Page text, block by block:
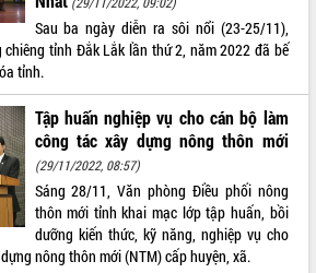
trưởng
tác về
– 2030
với tỉnh
y tế
Sau ba ngày diễn ra sôi nổi (23-25/11),
chiêng tỉnh Đắk Lắk lần thứ 2, năm 2022 đã bế
tỉnh.
Tập huấn nghiệp vụ cho cán bộ làm
công tác xây dựng nông thôn mới
(29/11/2022, 08:57)
Sáng 28/11, Văn phòng Điều phối nông
thôn mới tỉnh khai mạc lớp tập huấn, bồi
dưỡng kiến thức, kỹ năng, nghiệp vụ cho
nông thôn mới (NTM) cấp huyện, xã.